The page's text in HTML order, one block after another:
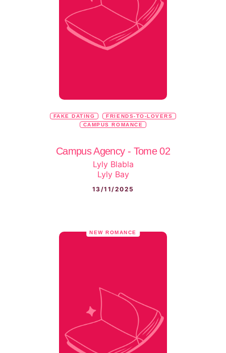
FAKE DATING
FRIENDS-TO-LOVERS
CAMPUS ROMANCE
Campus Agency - Tome 02
Lyly Blabla
Lyly Bay
13/11/2025
NEW ROMANCE